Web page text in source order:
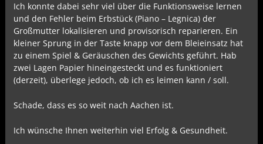
Ich konnte dabei sehr viel über die Funktionsweise lernen
und den Fehler beim Erbstück (Piano – Legnica) der
Großmutter lokalisieren und provisorisch reparieren. Ein
kleiner Sprung in der Taste knapp vor dem Bleieinsatz hat
zu einem Spiel & Geräuschen des Gewichts geführt. Hab
zwei Lagen Papier hineingesteckt und es funktioniert
(derzeit), überlege jedoch, ob ich es leimen kann / soll.
Schade, dass es so weit nach Aachen ist.
Ich wünsche Ihnen weiterhin viel Erfolg & Gesundheit.